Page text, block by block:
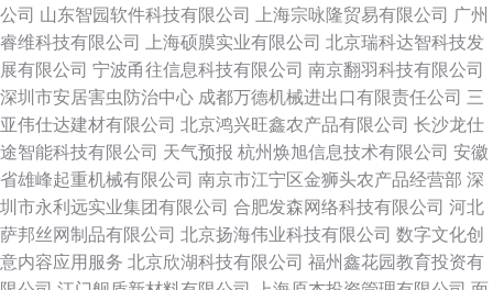
公司 山东智园软件科技有限公司 上海宗咏隆贸易有限公司 广州
睿维科技有限公司
上海硕膜实业有限公司 北京瑞科达智科技发
展有限公司 宁波甬往信息科技有限公司 南京翻羽科技有限公司
深圳市安居害虫防治中心 成都万德机械进出口有限责任公司 三
亚伟仕达建材有限公司 北京鸿兴旺鑫农产品有限公司 长沙龙仕
途智能科技有限公司 天气预报 杭州焕旭信息技术有限公司 安徽
省雄峰起重机械有限公司 南京市江宁区金狮头农产品经营部 深
圳市永利远实业集团有限公司 合肥发森网络科技有限公司 河北
萨邦丝网制品有限公司 北京扬海伟业科技有限公司 数字文化创
意内容应用服务 北京欣湖科技有限公司 福州鑫花园教育投资有